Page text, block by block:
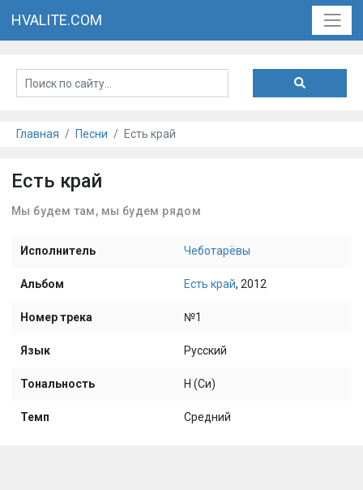
HVALITE.COM
Главная Песни Есть край
Есть край
Мы будем там, мы будем рядом
Исполнитель Чеботарёвы
Альбом Есть край, 2012
Номер трека №1
Язык Русский
Тональность H (Си)
Темп Средний